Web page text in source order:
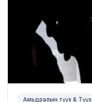
Амьдралын түүх & Түүх